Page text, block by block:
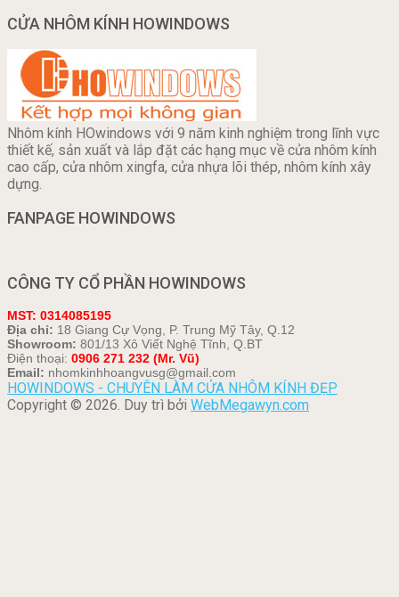
CỬA NHÔM KÍNH HOWINDOWS
Nhôm kính HOwindows với 9 năm kinh nghiệm trong lĩnh vực
thiết kế, sản xuất và lắp đặt các hạng mục về cửa nhôm kính
cao cấp, cửa nhôm xingfa, cửa nhựa lõi thép, nhôm kính xây
dựng.
FANPAGE HOWINDOWS
CÔNG TY CỔ PHẦN HOWINDOWS
MST: 0314085195
Địa chỉ: 18 Giang Cự Vọng, P. Trung Mỹ Tây, Q.12
Showroom: 801/13 Xô Viết Nghệ Tĩnh, Q.BT
Điện thoại: 0906 271 232 (Mr. Vũ)
Email: nhomkinhhoangvusg@gmail.com
HOWINDOWS - CHUYÊN LÀM CỬA NHÔM KÍNH ĐẸP
Copyright © 2026. Duy trì bởi WebMegawyn.com